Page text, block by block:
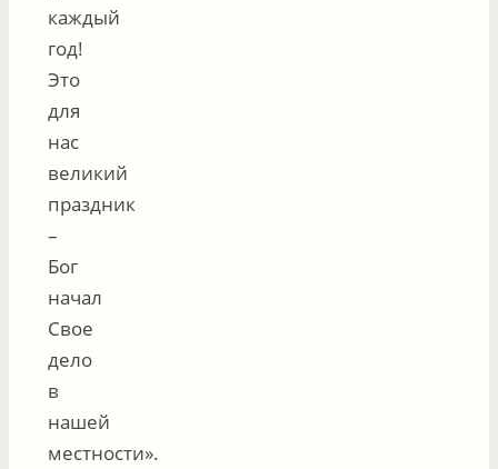
каждый
год!
Это
для
нас
великий
праздник
–
Бог
начал
Свое
дело
в
нашей
местности».